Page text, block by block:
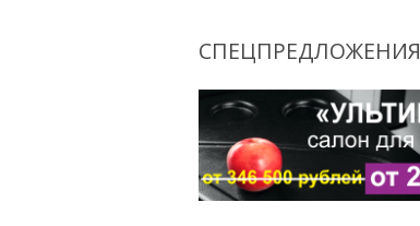
СПЕЦПРЕДЛОЖЕНИЯ